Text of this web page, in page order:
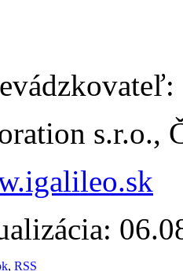
s.r.o.,
, RSS